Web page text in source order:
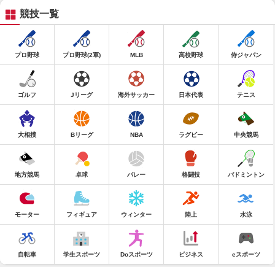
競技一覧
プロ野球 プロ野球(2軍) MLB 高校野球 侍ジャパン
ゴルフ Jリーグ 海外サッカー 日本代表 テニス
大相撲 Bリーグ NBA ラグビー 中央競馬
地方競馬 卓球 バレー 格闘技 バドミントン
モーター フィギュア ウィンター 陸上 水泳
自転車 学生スポーツ Doスポーツ ビジネス eスポーツ